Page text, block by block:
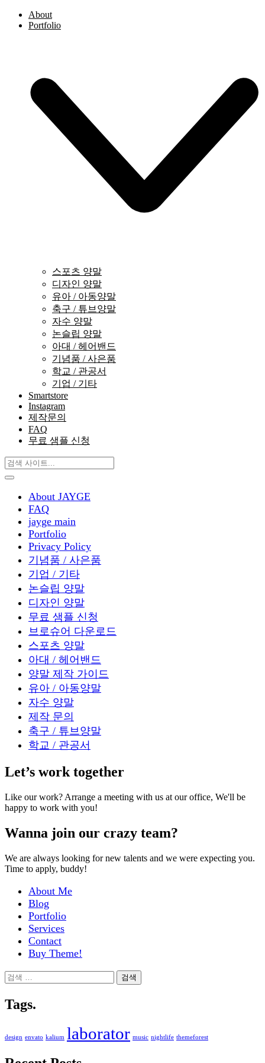
About
Portfolio
스포츠 양말
디자인 양말
유아 / 아동양말
축구 / 튜브양말
자수 양말
논슬립 양말
아대 / 헤어밴드
기념품 / 사은품
학교 / 관공서
기업 / 기타
Smartstore
Instagram
제작문의
FAQ
무료 샘플 신청
About JAYGE
FAQ
jayge main
Portfolio
Privacy Policy
기념품 / 사은품
기업 / 기타
논슬립 양말
디자인 양말
무료 샘플 신청
브로슈어 다운로드
스포츠 양말
아대 / 헤어밴드
양말 제작 가이드
유아 / 아동양말
자수 양말
제작 문의
축구 / 튜브양말
학교 / 관공서
Let’s work together
Like our work? Arrange a meeting with us at our office, We'll be
happy to work with you!
Wanna join our crazy team?
We are always looking for new talents and we were expecting you.
Time to apply, buddy!
About Me
Blog
Portfolio
Services
Contact
Buy Theme!
검
Tags.
design envato kalium laborator music nightlife themeforest